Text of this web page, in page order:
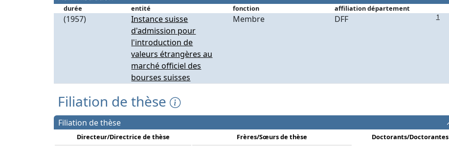
durée entité fonction affiliation département
(1957)
Instance suisse
d'admission pour
l'introduction de
valeurs étrangères au
marché officiel des
bourses suisses
Membre DFF 1
Filiation de thèse
Filiation de thèse
Directeur/Directrice de thèse Frères/Sœurs de thèse
Doctorants/Doctorantes